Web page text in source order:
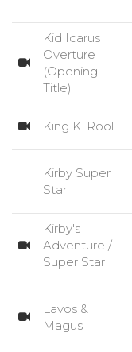
Kid Icarus
Overture
(Opening
Title)
King K. Rool
Kirby Super
Star
Kirby's
Adventure /
Super Star
Lavos &
Magus